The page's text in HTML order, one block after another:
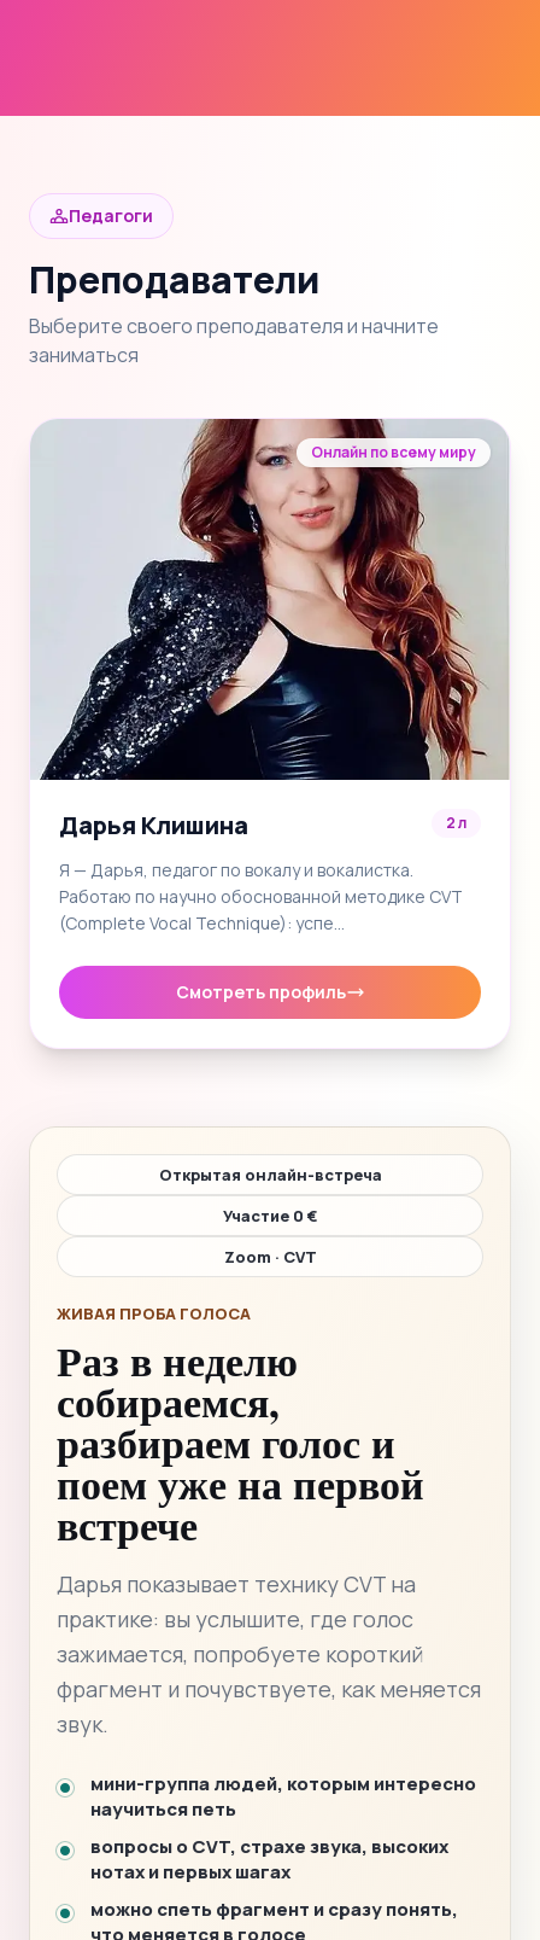
Педагоги
Преподаватели
Выберите своего преподавателя и начните
заниматься
Онлайн по всему миру
Дарья Клишина 2 л
Я — Дарья, педагог по вокалу и вокалистка.
Работаю по научно обоснованной методике CVT
(Complete Vocal Technique): успе…
Смотреть профиль
Открытая онлайн-встреча
Участие 0 €
Zoom · CVT
ЖИВАЯ ПРОБА ГОЛОСА
Раз в неделю
собираемся,
разбираем голос и
поем уже на первой
встрече
Дарья показывает технику CVT на
практике: вы услышите, где голос
зажимается, попробуете короткий
фрагмент и почувствуете, как меняется
звук.
мини-группа людей, которым интересно
научиться петь
вопросы о CVT, страхе звука, высоких
нотах и первых шагах
можно спеть фрагмент и сразу понять,
что меняется в голосе